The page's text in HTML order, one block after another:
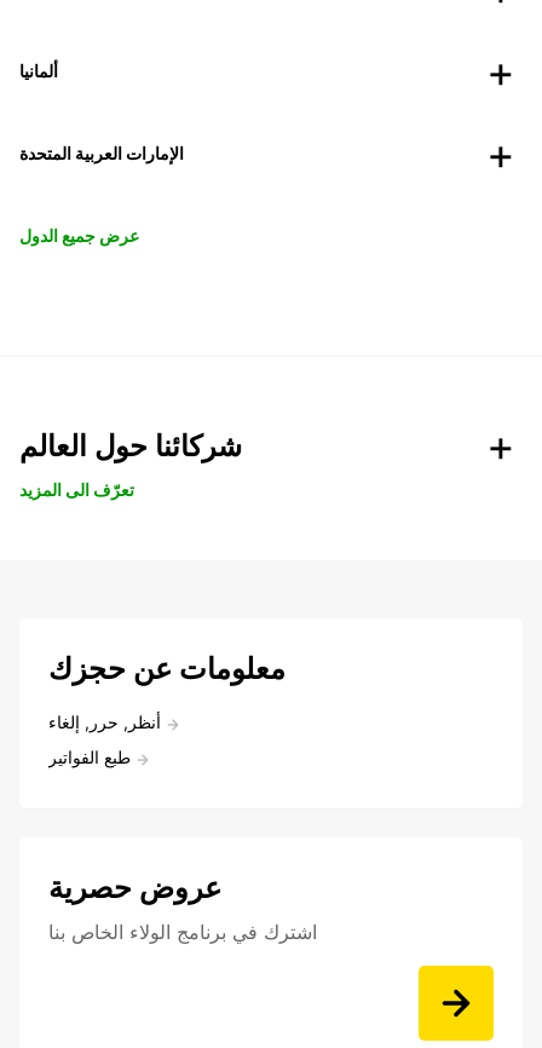
ألمانيا
الإمارات العربية المتحدة
عرض جميع الدول
شركائنا حول العالم
تعرّف الى المزيد
معلومات عن حجزك
أنظر, حرر, إلغاء
طبع الفواتير
عروض حصرية
اشترك في برنامج الولاء الخاص بنا